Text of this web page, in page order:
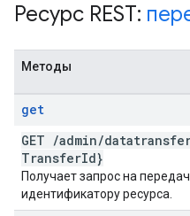
Ресурс REST:
Методы
get
GET /admin/
TransferId}
Получает запрос на
идентификатору ресурса.